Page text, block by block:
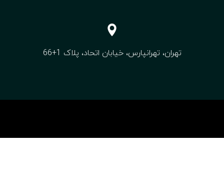
تهران، تهرانپارس، خیابان اتحاد، پلاک 1+66